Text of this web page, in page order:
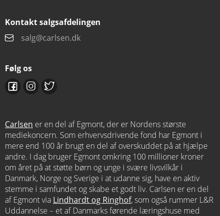
Kontakt salgsafdelingen
salg@carlsen.dk
Følg os
Carlsen er en del af Egmont, der er Nordens største
mediekoncern. Som erhvervsdrivende fond har Egmont i
mere end 100 år brugt en del af overskuddet på at hjælpe
andre. I dag bruger Egmont omkring 100 millioner kroner
om året på at støtte børn og unge i svære livsvilkår i
Danmark, Norge og Sverige i at udanne sig, have en aktiv
stemme i samfundet og skabe et godt liv. Carlsen er en del
af Egmont via Lindhardt og Ringhof, som også rummer L&R
Uddannelse – et af Danmarks førende læringshuse med